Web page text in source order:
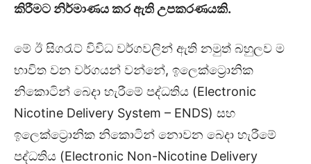
කිරීමට නිර්මාණය කර ඇති උපකරණයකි.
මේ ඊ සිගරැට් විවිධ වර්ගවලින් ඇති නමුත් බහුලව ම
භාවිත වන වර්ගයන් වන්නේ, ඉලෙක්ට්‍රොනික
නිකොටින් බෙදා හැරීමේ පද්ධතිය (Electronic
Nicotine Delivery System – ENDS) සහ
ඉලෙක්ට්‍රොනික නිකොටින් නොවන බෙදා හැරීමේ
පද්ධතිය (Electronic Non-Nicotine Delivery